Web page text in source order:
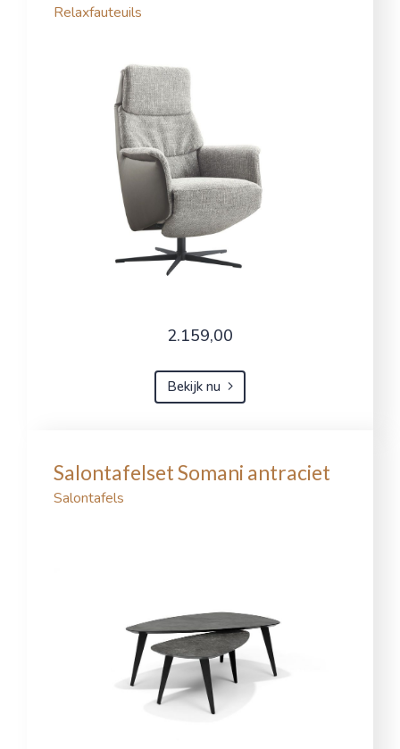
Relaxfauteuils
2.159,00
Bekijk nu
Salontafelset Somani antraciet
Salontafels